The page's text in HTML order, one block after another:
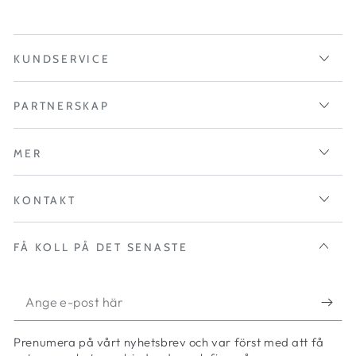
KUNDSERVICE
PARTNERSKAP
MER
KONTAKT
FÅ KOLL PÅ DET SENASTE
Ange
e-
post
Prenumera på vårt nyhetsbrev och var först med att få